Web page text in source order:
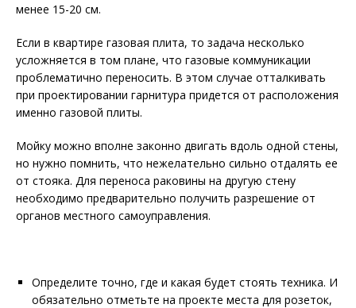
менее 15-20 см.
Если в квартире газовая плита, то задача несколько
усложняется в том плане, что газовые коммуникации
проблематично переносить. В этом случае отталкивать
при проектировании гарнитура придется от расположения
именно газовой плиты.
Мойку можно вполне законно двигать вдоль одной стены,
но нужно помнить, что нежелательно сильно отдалять ее
от стояка. Для переноса раковины на другую стену
необходимо предварительно получить разрешение от
органов местного самоуправления.
Определите точно, где и какая будет стоять техника. И
обязательно отметьте на проекте места для розеток,